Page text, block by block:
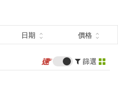
日期 價格
篩選